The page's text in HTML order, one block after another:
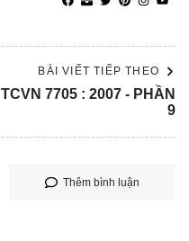
BÀI VIẾT TIẾP THEO
TCVN 7705 : 2007 - PHẦN
9
Thêm bình luận